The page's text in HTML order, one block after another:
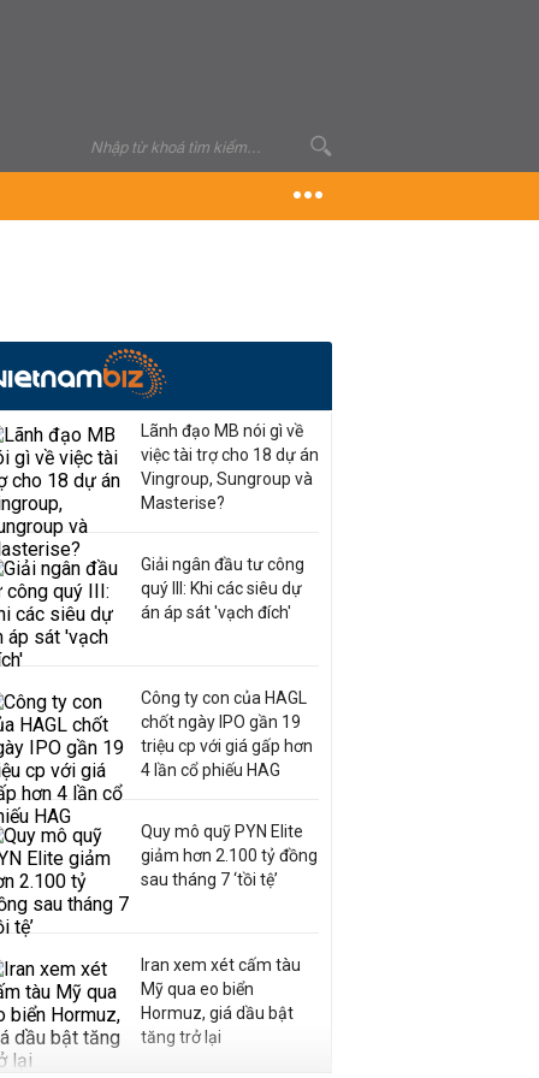
Lãnh đạo MB nói gì về
việc tài trợ cho 18 dự án
Vingroup, Sungroup và
Masterise?
Giải ngân đầu tư công
quý III: Khi các siêu dự
án áp sát 'vạch đích'
Công ty con của HAGL
chốt ngày IPO gần 19
triệu cp với giá gấp hơn
4 lần cổ phiếu HAG
Quy mô quỹ PYN Elite
giảm hơn 2.100 tỷ đồng
sau tháng 7 ‘tồi tệ’
Iran xem xét cấm tàu
Mỹ qua eo biển
Hormuz, giá dầu bật
tăng trở lại